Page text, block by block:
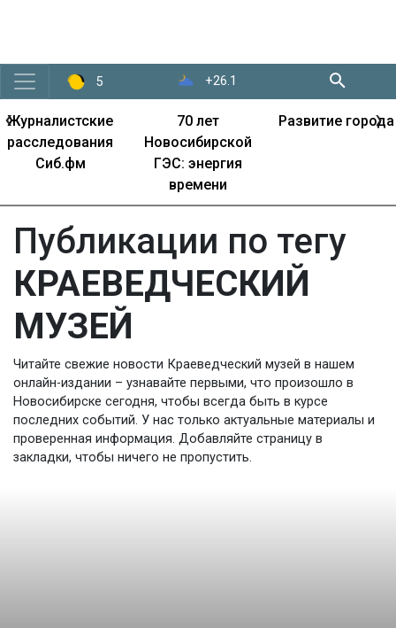
5 +26.1
Журналистские
расследования
Сиб.фм
70 лет
Новосибирской
ГЭС: энергия
времени
Развитие города
‹ ›
Публикации по тегу
КРАЕВЕДЧЕСКИЙ
МУЗЕЙ
Читайте свежие новости Краеведческий музей в нашем
онлайн-издании – узнавайте первыми, что произошло в
Новосибирске сегодня, чтобы всегда быть в курсе
последних событий. У нас только актуальные материалы и
проверенная информация. Добавляйте страницу в
закладки, чтобы ничего не пропустить.